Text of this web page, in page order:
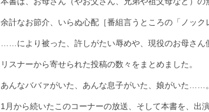
余計なお節介、いらぬ心配［番組言うところの「ノック
……により被った、許しがたい辱めや、現役のお母さん
リスナーから寄せられた投稿の数々をまとめました。
あんなババァがいた、あんな息子がいた、娘がいた……。
1月から続いたこのコーナーの放送、そして本書を、出